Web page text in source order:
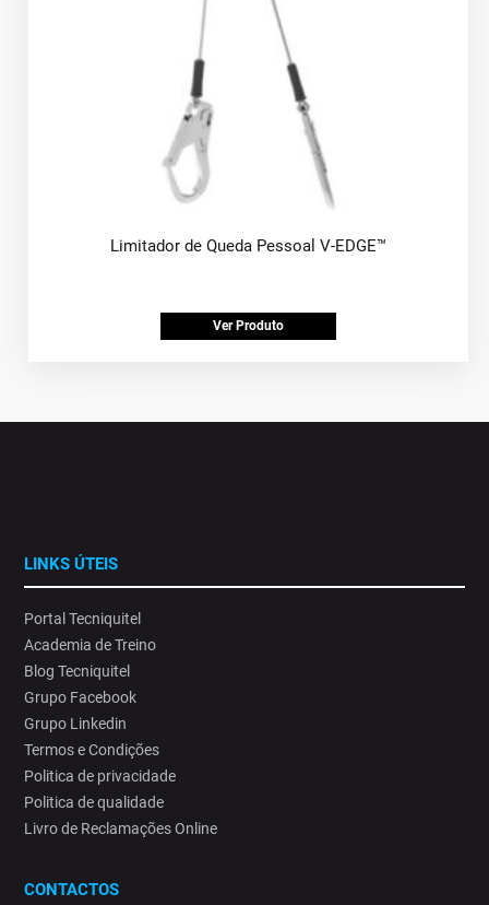
Limitador de Queda Pessoal V-EDGE™
Ver Produto
LINKS ÚTEIS
Portal Tecniquitel
Academia de Treino
Blog Tecniquitel
Grupo Facebook
Grupo Linkedin
Termos e Condições
Politica de privacidade
Politica de qualidade
Livro de Reclamações Online
CONTACTOS